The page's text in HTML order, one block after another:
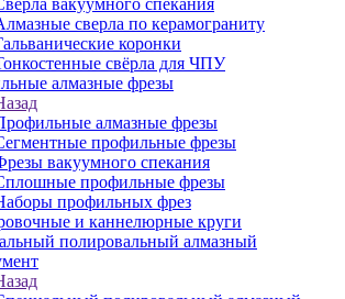
вакуумного спекания
сверла по керамограниту
коронки
свёрла для ЧПУ
алмазные фрезы
алмазные фрезы
профильные фрезы
вакуумного спекания
профильные фрезы
профильных фрез
и каннелюрные круги
полировальный алмазный